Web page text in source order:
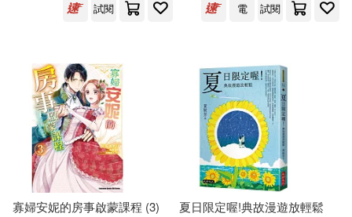
高陽(8) 黃秋蓉(8)
三秋 縋(7) 三采文化(7)
任訪秋(7)
写メっ娘！コスっ娘！編集部(7)
鳳凰出版社(26)
上海三聯書店(25)
北方婦女兒童出版社(25)
試閱
電
試閱
寡婦安妮的房事啟蒙課程 (3)
夏日限定喔!典故漫遊放輕鬆